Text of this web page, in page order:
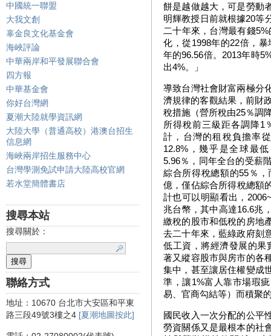
中國統一聯盟
大我文創
辜金良文化基金會
海峽評論
中華兩岸和平發展聯合會
四方報
中華基金會
你好台灣網
夏潮大陸就學資訊網
大陸大學（普通高校）港澳台招生
信息網
海峽兩岸招生服務中心
台灣學測免試申請大陸高校官網
若水堂簡體書店
搜尋本站
搜尋關於：
聯絡方式
地址：10670 台北市大安區和平東
路三段49號3樓之4 [夏潮地圖按此]
餅是越做越大，可是勞動
明輝教授日前就根據20等
二十年來，台灣最有錢
化，從1998年的22倍，
年的96.56倍。2013年時
出4%。」
導致台灣社會財富兩極分
濟規律的客觀結果，前財
稅措施（營所稅由25％調
所得稅前三級距各調降1
計，台灣的租稅負擔率
12.8%，幾乎是全球最
5.96％，同年全台的受薪
綜合所得稅總額的55％
億，僅佔綜合所得稅總額
計也可以明顯看出，
兆台幣，其中高達16.6兆
繳稅的股市和低稅的房地
去二十年來，藍綠政府刻
低工資，將經濟發展的果
著又縱容股市與房市的各
集中，甚至讓居住權變成
準，讓1%富人靠市場瑕
易、官商勾結等）而積聚
國民收入一次分配的公平
勞資關係又是最根本的社